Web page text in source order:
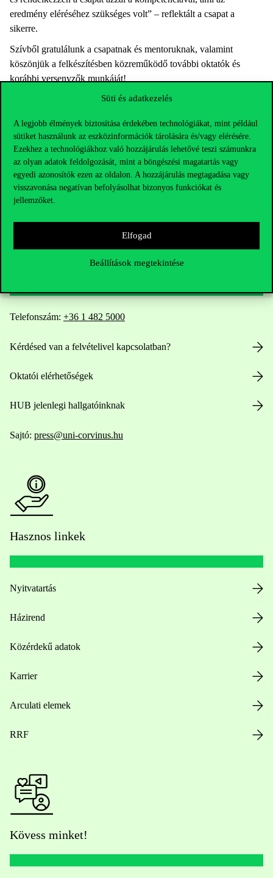
Süti és adatkezelés
A legjobb élmények biztosítása érdekében technológiákat, mint például
sütiket használunk az eszközinformációk tárolására és/vagy elérésére.
Ezekhez a technológiákhoz való hozzájárulás lehetővé teszi számunkra
az olyan adatok feldolgozását, mint a böngészési magatartás vagy
egyedi azonosítók ezen az oldalon. A hozzájárulás megtagadása vagy
visszavonása negatívan befolyásolhat bizonyos funkciókat és
jellemzőket.
Elfogad
Beállítások megtekintése
eredmény eléréséhez szükséges volt” – reflektált a csapat a
sikerre.
Szívből gratulálunk a csapatnak és mentoruknak, valamint
köszönjük a felkészítésben közreműködő további oktatók és
korábbi versenyzők munkáját!
Telefonszám: +36 1 482 5000
Kérdésed van a felvételivel kapcsolatban?
Oktatói elérhetőségek
HUB jelenlegi hallgatóinknak
Sajtó: press@uni-corvinus.hu
Hasznos linkek
Nyitvatartás
Házirend
Közérdekű adatok
Karrier
Arculati elemek
RRF
Kövess minket!